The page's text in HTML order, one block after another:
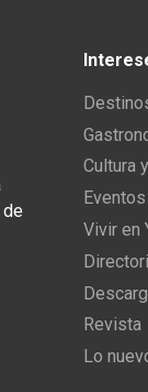
Cultura
Vivir en
Revista
Lo